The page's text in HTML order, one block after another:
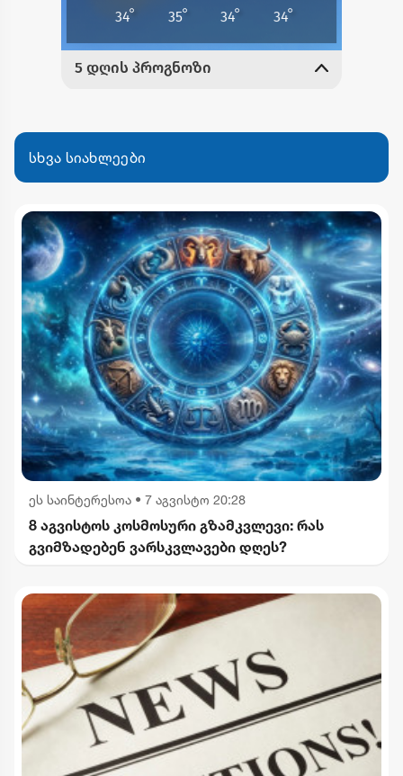
სხვა სიახლეები
ეს საინტერესოა • 7 აგვისტო 20:28
8 აგვისტოს კოსმოსური გზამკვლევი: რას
გვიმზადებენ ვარსკვლავები დღეს?